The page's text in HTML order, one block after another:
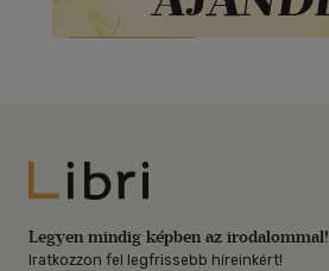
Libri
Legyen mindig képben az irodalommal!
Iratkozzon fel legfrissebb híreinkért!